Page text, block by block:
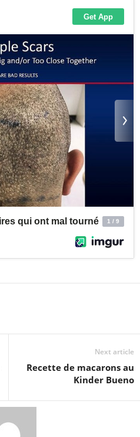
Next article
Recette de macarons au
Kinder Bueno